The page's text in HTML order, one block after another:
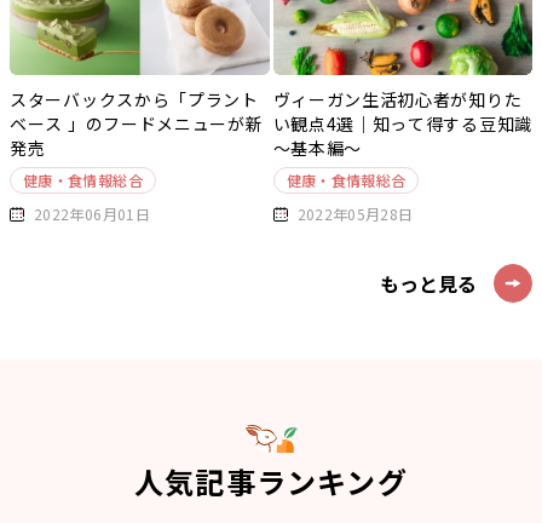
スターバックスから「プラント
ベース 」のフードメニューが新
発売
健康・食情報総合
2022年06月01日
ヴィーガン生活初心者が知りた
い観点4選｜知って得する豆知識
～基本編～
健康・食情報総合
2022年05月28日
もっと見る
人気記事ランキング